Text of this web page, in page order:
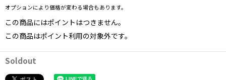
オプションにより価格が変わる場合もあります。
この商品にはポイントはつきません。
この商品はポイント利用の対象外です。
Soldout